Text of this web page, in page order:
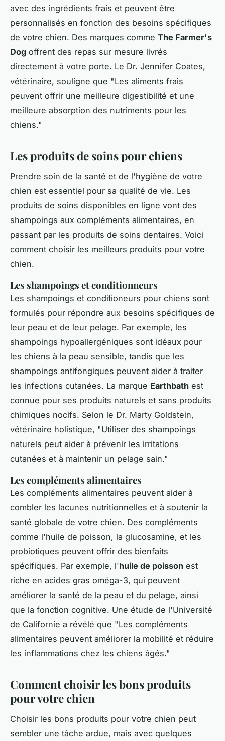
avec des ingrédients frais et peuvent être
personnalisés en fonction des besoins spécifiques
de votre chien. Des marques comme The Farmer's
Dog offrent des repas sur mesure livrés
directement à votre porte. Le Dr. Jennifer Coates,
vétérinaire, souligne que "Les aliments frais
peuvent offrir une meilleure digestibilité et une
meilleure absorption des nutriments pour les
chiens."
Les produits de soins pour chiens
Prendre soin de la santé et de l'hygiène de votre
chien est essentiel pour sa qualité de vie. Les
produits de soins disponibles en ligne vont des
shampoings aux compléments alimentaires, en
passant par les produits de soins dentaires. Voici
comment choisir les meilleurs produits pour votre
chien.
Les shampoings et conditionneurs
Les shampoings et conditioneurs pour chiens sont
formulés pour répondre aux besoins spécifiques de
leur peau et de leur pelage. Par exemple, les
shampoings hypoallergéniques sont idéaux pour
les chiens à la peau sensible, tandis que les
shampoings antifongiques peuvent aider à traiter
les infections cutanées. La marque Earthbath est
connue pour ses produits naturels et sans produits
chimiques nocifs. Selon le Dr. Marty Goldstein,
vétérinaire holistique, "Utiliser des shampoings
naturels peut aider à prévenir les irritations
cutanées et à maintenir un pelage sain."
Les compléments alimentaires
Les compléments alimentaires peuvent aider à
combler les lacunes nutritionnelles et à soutenir la
santé globale de votre chien. Des compléments
comme l'huile de poisson, la glucosamine, et les
probiotiques peuvent offrir des bienfaits
spécifiques. Par exemple, l'huile de poisson est
riche en acides gras oméga-3, qui peuvent
améliorer la santé de la peau et du pelage, ainsi
que la fonction cognitive. Une étude de l'Université
de Californie a révélé que "Les compléments
alimentaires peuvent améliorer la mobilité et réduire
les inflammations chez les chiens âgés."
Comment choisir les bons produits
pour votre chien
Choisir les bons produits pour votre chien peut
sembler une tâche ardue, mais avec quelques